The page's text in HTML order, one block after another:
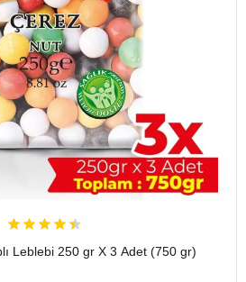
Leblebi 250 gr X 3 Adet (750 gr)